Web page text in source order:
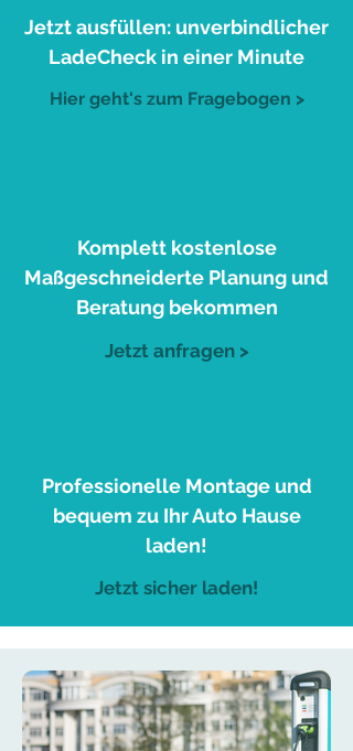
Jetzt ausfüllen: unverbindlicher
LadeCheck in einer Minute
Hier geht's zum Fragebogen >
Komplett kostenlose
Maßgeschneiderte Planung und
Beratung bekommen
Jetzt anfragen >
Professionelle Montage und
bequem zu Ihr Auto Hause
laden!
Jetzt sicher laden!